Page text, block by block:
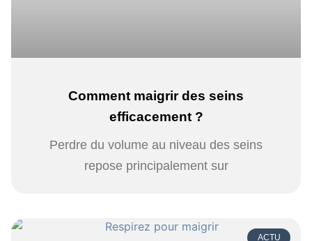
Comment maigrir des seins
efficacement ?
Perdre du volume au niveau des seins
repose principalement sur
ACTU